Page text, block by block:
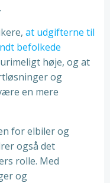
at udgifterne til
befolkede
høje, og at
og
en mere
for elbiler og
også det
rolle. Med
og